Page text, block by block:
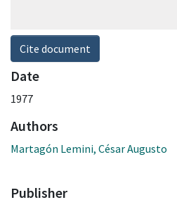
Cite document
Date
1977
Authors
Martagón Lemini, César Augusto
Publisher